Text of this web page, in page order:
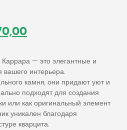
Каррара — это элегантные и
вашего интерьера.
камня, они придают уют и
подходят для создания
или как оригинальный элемент
уникален благодаря
кварцита.